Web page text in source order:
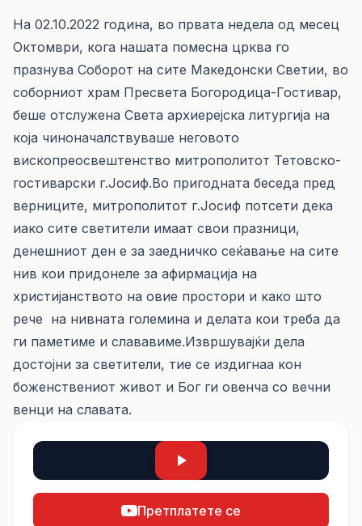
На 02.10.2022 година, во првата недела од месец
Октомври, кога нашата помесна црква го
празнува Соборот на сите Македонски Светии, во
соборниот храм Пресвета Богородица-Гостивар,
беше отслужена Света архиерејска литургија на
која чиноначалствуваше неговото
вископреосвештенство митрополитот Тетовско-
гостиварски г.Јосиф.Во пригодната беседа пред
верниците, митрополитот г.Јосиф потсети дека
иако сите светители имаат свои празници,
денешниот ден е за заедничко сеќавање на сите
нив кои придонеле за афирмација на
христијанството на овие простори и како што
рече на нивната големина и делата кои треба да
ги паметиме и слававиме.Извршувајќи дела
достојни за светители, тие се издигнаа кон
боженствениот живот и Бог ги овенча со вечни
венци на славата.
Претплатете се